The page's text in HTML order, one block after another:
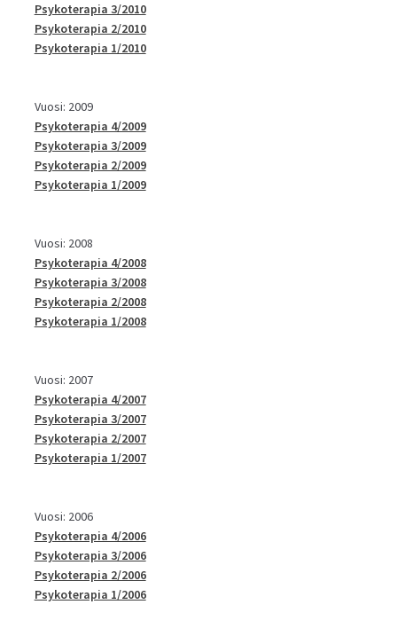
Psykoterapia 3/2010
Psykoterapia 2/2010
Psykoterapia 1/2010
Vuosi: 2009
Psykoterapia 4/2009
Psykoterapia 3/2009
Psykoterapia 2/2009
Psykoterapia 1/2009
Vuosi: 2008
Psykoterapia 4/2008
Psykoterapia 3/2008
Psykoterapia 2/2008
Psykoterapia 1/2008
Vuosi: 2007
Psykoterapia 4/2007
Psykoterapia 3/2007
Psykoterapia 2/2007
Psykoterapia 1/2007
Vuosi: 2006
Psykoterapia 4/2006
Psykoterapia 3/2006
Psykoterapia 2/2006
Psykoterapia 1/2006